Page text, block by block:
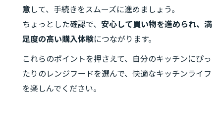
意 して、手続きをスムーズに進めましょう。
ちょっとした確認で、 安心して買い物を進められ、満
足度の高い購入体験につながります。
これらのポイントを押さえて、自分のキッチンにぴっ
たりのレンジフードを選んで、快適なキッチンライフ
を楽しんでください。